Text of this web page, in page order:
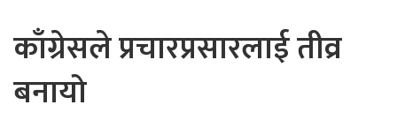
काँग्रेसले प्रचारप्रसारलाई तीव्र
बनायो